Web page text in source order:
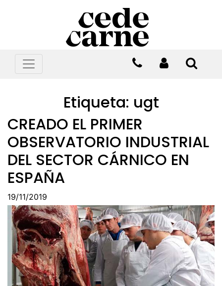
Etiqueta: ugt
CREADO EL PRIMER
OBSERVATORIO INDUSTRIAL
DEL SECTOR CÁRNICO EN
ESPAÑA
19/11/2019